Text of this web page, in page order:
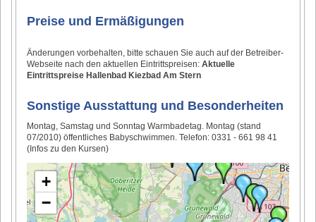
Preise und Ermäßigungen
Änderungen vorbehalten, bitte schauen Sie auch auf der Betreiber-
Webseite nach den aktuellen Eintrittspreisen:Aktuelle
Eintrittspreise Hallenbad Kiezbad Am Stern
Sonstige Ausstattung und Besonderheiten
Montag, Samstag und Sonntag Warmbadetag. Montag (stand
07/2010) öffentliches Babyschwimmen. Telefon: 0331 - 661 98 41
(Infos zu den Kursen)
+
−